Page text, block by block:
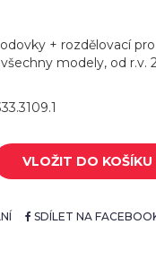
+ rozdělovací
modely, od r.v.
VLOŽIT DO KOŠÍKU
SDÍLET NA